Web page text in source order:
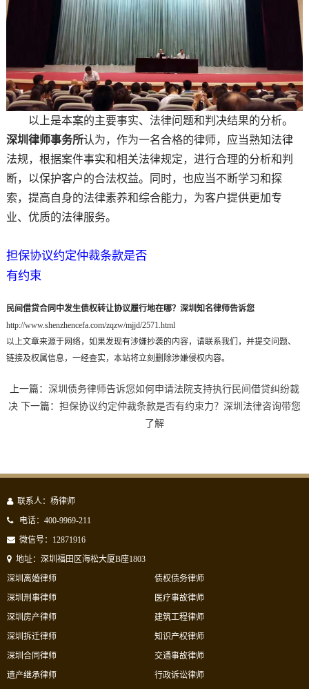
以上是本案的主要事实、法律问题和判决结果的分析。
深圳律师事务所认为，作为一名合格的律师，应当熟知法律
法规，根据案件事实和相关法律规定，进行合理的分析和判
断，以保护客户的合法权益。同时，也应当不断学习和探
索，提高自身的法律素养和综合能力，为客户提供更加专
业、优质的法律服务。
担保协议约定仲裁条款是否
有约束
民间借贷合同中发生债权转让协议履行地在哪？深圳知名律师告诉您
http://www.shenzhencefa.com/zqzw/mjjd/2571.html
以上文章来源于网络，如果发现有涉嫌抄袭的内容，请联系我们，并提交问题、
链接及权属信息，一经查实，本站将立刻删除涉嫌侵权内容。
上一篇： 深圳债务律师告诉您如何申请法院支持执行民间借贷纠纷裁
决下一篇： 担保协议约定仲裁条款是否有约束力？深圳法律咨询带您
了解
联系人：杨律师
电话：400-9969-211
微信号：12871916
地址：深圳福田区海松大厦B座1803
深圳离婚律师
深圳刑事律师
深圳房产律师
深圳拆迁律师
债权债务律师
医疗事故律师
建筑工程律师
知识产权律师
深圳合同律师
遗产继承律师
交通事故律师
行政诉讼律师